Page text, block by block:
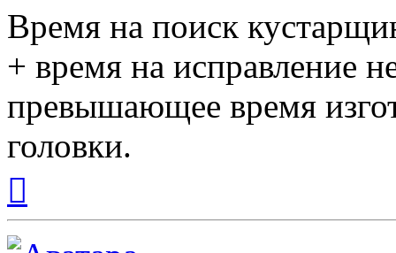
Время на поиск
+ время на исправление
превышающее время
головки.
началу